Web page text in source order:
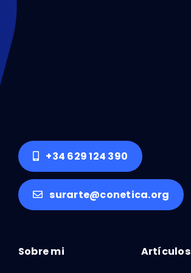
+34 629 124 390
surarte@conetica.org
Sobre mi Artículos